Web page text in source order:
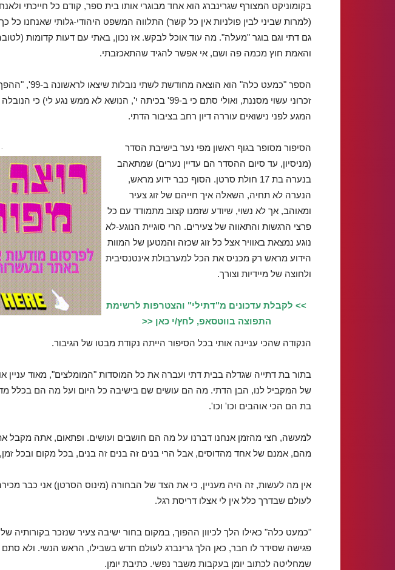
בקומוניקט המצורף שגרינברג הוא אחד מבוגרי אותו בית ספר, קודם כל חייכתי
(למרות שביני לבין פולניות אין כל קשר) התלווה המשפט היהודי-גלותי שאנחנו
גם דתי וגם בוגר "מעלה". מה עוד אוכל לבקש. אז נכון, באתי עם דעות קדומות
והאמת חוץ מכמה פה ושם, אי אפשר להגיד שהתאכזבתי.
הספר "כמעט כלה" הוא
זכרוני עשוי מסננת, ואולי סתם כי ב-99' בכיתה י', הנושא לא ממש
המגע לפני נישואים עוררה דיון רחב בציבור הדתי.
-
הסיפור מסופר בגוף ראשון מפי נער בישיבת הסדר
(מניסיון, עד סיום ההסדר הם עדיין נערים) שמתאהב
בנערה בת 17 חולת סרטן. הסוף כבר ידוע מראש,
הנערה לא תחיה, השאלה איך חייהם של זוג צעיר
ומאוהב, אך לא נשוי, שיודע שזמנו קצוב מתמודד עם כל
פרצי הרגשות והתאווה של צעירים. הרי סוגיית הנוגע-לא
נוגע נמצאת באוויר אצל כל זוג שכזה והמטען של המוות
הידוע מראש רק מכניס את הכל למערבולת אינטנסיבית
ולחוצה של מיידיות וצורך.
>> לקבלת עדכונים מ"דתילי" והצטרפות לרשימת
התפוצה בווטסאפ, לחץ/י כאן <<
הנקודה שהכי עניינה אותי בכל הסיפור הייתה נקודת מבטו של הגיבור.
בתור בת דתייה שגדלה בבית דתי ועברה את כל המוסדות "המומלצים", מאוד עניין
של המקביל לנו, הבן הדתי. מה הם עושים שם בישיבה כל היום ועל מה הם בכלל
בת הם הכי אוהבים וכו' וכו'.
למעשה, חצי מהזמן אנחנו דברנו על מה הם חושבים ועושים. ופתאום, אתה מקבל
מהם, אמנם של אחד מהדוסים, אבל הרי בנים זה בנים זה בנים, בכל מקום ובכל זמן,
אין מה לעשות, זה היה מעניין, כי את הצד של הבחורה (מינוס הסרטן) אני כבר
לעולם שבדרך כלל אין לי אצלו דריסת רגל.
"כמעט כלה" כאילו הלך לכיוון ההפוך, במקום בחור ישיבה צעיר שנזכר בקורותיה
פגישה שסידר לו חבר, כאן הלך גרינברג לעולם חדש בשבילו, הראש הנשי. ולא
שמחליטה לכתוב יומן בעקבות משבר נפשי. כתיבת יומן.